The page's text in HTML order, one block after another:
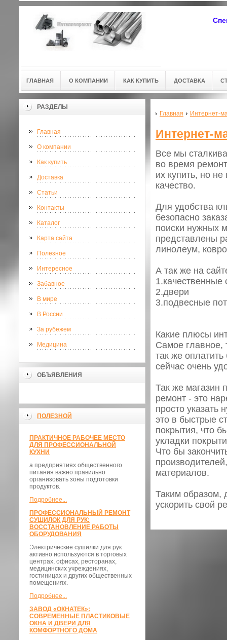
ГЛАВНАЯ О КОМПАНИИ КАК КУПИТЬ ДОСТАВКА
РАЗДЕЛЫ
Главная
О компании
Как купить
Доставка
Статьи
Контакты
Каталог
Карта сайта
Полезное
Интересное
Забавное
В мире
В России
За рубежем
Медицина
ОБЪЯВЛЕНИЯ
ПОЛЕЗНОЙ
ПРАКТИЧНОЕ РАБОЧЕЕ МЕСТО
ДЛЯ ПРОФЕССИОНАЛЬНОЙ
КУХНИ
а предприятиях общественного
питания важно правильно
организовать зоны подготовки
продуктов.
Подробнее...
ПРОФЕССИОНАЛЬНЫЙ РЕМОНТ
СУШИЛОК ДЛЯ РУК:
ВОССТАНОВЛЕНИЕ РАБОТЫ
ОБОРУДОВАНИЯ
Электрические сушилки для рук
активно используются в торговых
центрах, офисах, ресторанах,
медицинских учреждениях,
гостиницах и других общественных
помещениях.
Подробнее...
ЗАВОД «ОКНАТЕК»:
СОВРЕМЕННЫЕ ПЛАСТИКОВЫЕ
ОКНА И ДВЕРИ ДЛЯ
КОМФОРТНОГО ДОМА
Главная Интернет-
Интернет-
Все мы
во время
их купить, но
качество.
Для удобства
безопасно
поиски нужных
представлены
линолеум,
А так же на
2.двери
3.подвесные
Какие плюсы
Самое главное,
так же
сейчас очень
Так же магазин
ремонт - это
просто
это в быстрые
покрытия, что
укладки
Что бы
материалов.
Таким образом,
ускорить свой